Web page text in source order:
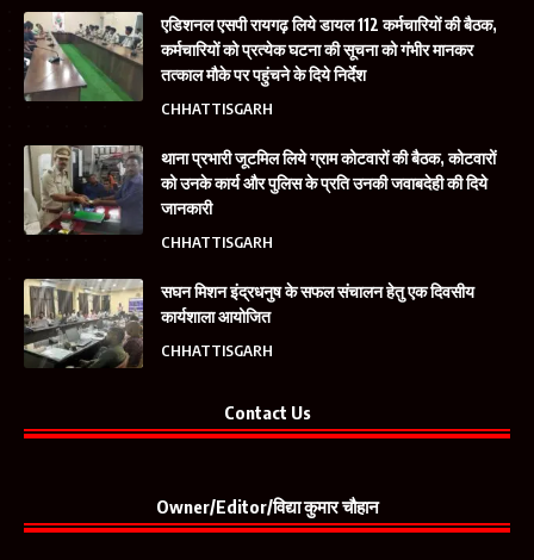
एडिशनल एसपी रायगढ़ लिये डायल 112 कर्मचारियों की बैठक,
कर्मचारियों को प्रत्येक घटना की सूचना को गंभीर मानकर
तत्काल मौके पर पहुंचने के दिये निर्देश
CHHATTISGARH
थाना प्रभारी जूटमिल लिये ग्राम कोटवारों की बैठक, कोटवारों
को उनके कार्य और पुलिस के प्रति उनकी जवाबदेही की दिये
जानकारी
CHHATTISGARH
सघन मिशन इंद्रधनुष के सफल संचालन हेतु एक दिवसीय
कार्यशाला आयोजित
CHHATTISGARH
Contact Us
Owner/Editor/विद्या कुमार चौहान